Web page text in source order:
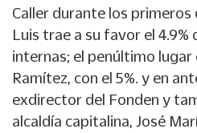
Caller durante los primeros
Luis trae a su favor el 4.9%
internas; el penúltimo lugar
Ramítez, con el 5%. y en
exdirector del Fonden y
alcaldía capitalina, José